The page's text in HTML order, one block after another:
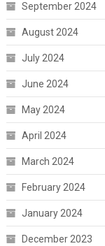
September 2024
August 2024
July 2024
June 2024
May 2024
April 2024
March 2024
February 2024
January 2024
December 2023